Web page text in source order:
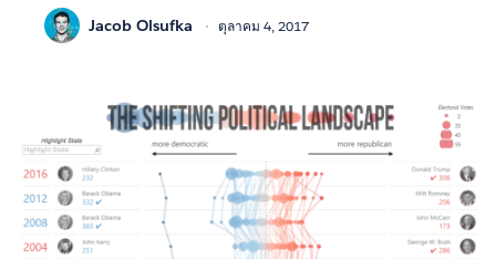
Jacob Olsufka ตุลาคม 4, 2017